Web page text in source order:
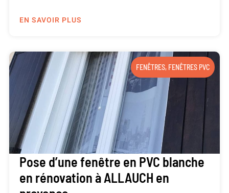
EN SAVOIR PLUS
FENÊTRES, FENÊTRES PVC
Pose d’une fenêtre en PVC blanche
en rénovation à ALLAUCH en